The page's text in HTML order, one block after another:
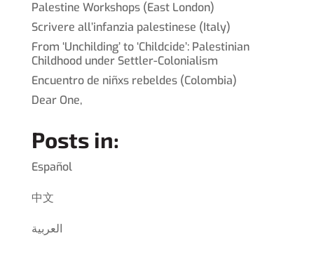
Palestine Workshops (East London)
Scrivere all’infanzia palestinese (Italy)
From ‘Unchilding’ to ‘Childcide’: Palestinian
Childhood under Settler-Colonialism
Encuentro de niñxs rebeldes (Colombia)
Dear One,
Posts in:
Español
中文
العربية